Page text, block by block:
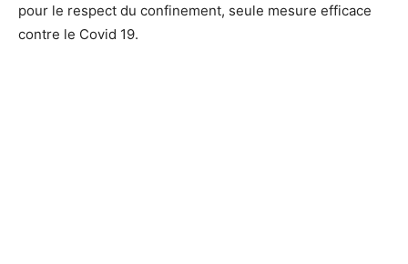
pour le respect du confinement, seule mesure efficace
contre le Covid 19.